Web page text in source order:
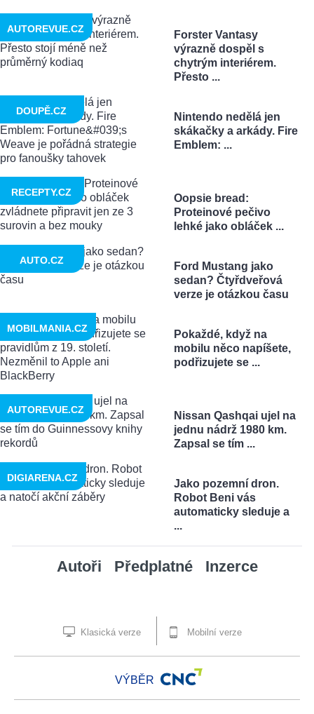
Forster Vantasy
výrazně dospěl s
chytrým interiérem.
Přesto ...
AUTOREVUE.CZ
Nintendo nedělá jen
skákačky a arkády. Fire
Emblem: ...
DOUPĚ.CZ
Oopsie bread:
Proteinové pečivo
lehké jako obláček ...
RECEPTY.CZ
Ford Mustang jako
sedan? Čtyřdveřová
verze je otázkou času
AUTO.CZ
Pokaždé, když na
mobilu něco napíšete,
podřizujete se ...
MOBILMANIA.CZ
Nissan Qashqai ujel na
jednu nádrž 1980 km.
Zapsal se tím ...
AUTOREVUE.CZ
Jako pozemní dron.
Robot Beni vás
automaticky sleduje a
...
DIGIARENA.CZ
Autoři Předplatné Inzerce
Klasická verze Mobilní verze
VÝBĚR